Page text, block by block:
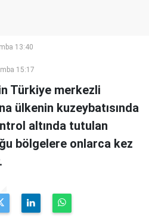
13:40
15:17
Türkiye merkezli
ülkenin kuzeybatısında
altında tutulan
bölgelere onlarca kez